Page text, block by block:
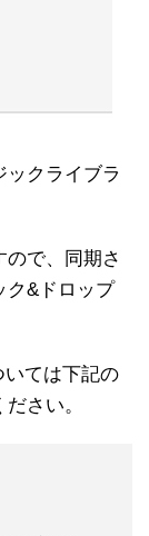
クライブラ
で、同期さ
ク&ドロップ
いては下記の
さい。